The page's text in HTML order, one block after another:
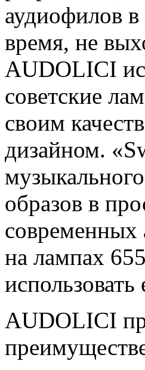
аудиофилов в
время, не
AUDOLICI
советские
своим
дизайном.
образов в
современных
на лампах
AUDOLICI